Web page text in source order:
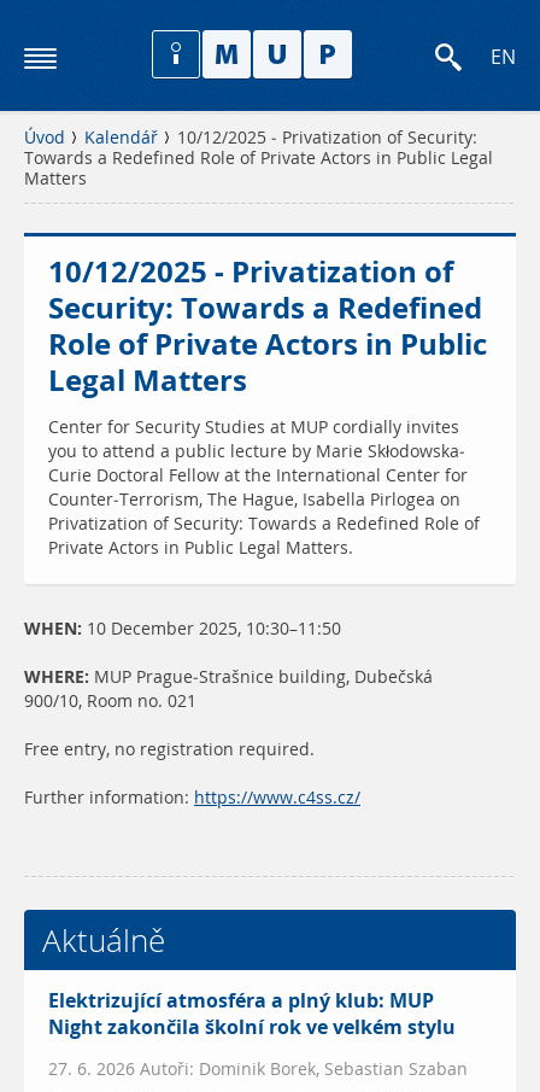
EN
Úvod Kalendář
10/12/2025 - Privatization of Security:
Towards a Redefined Role of Private Actors in Public Legal
Matters
10/12/2025 - Privatization of
Security: Towards a Redefined
Role of Private Actors in Public
Legal Matters
Center for Security Studies at MUP cordially invites
you to attend a public lecture by Marie Skłodowska-
Curie Doctoral Fellow at the International Center for
Counter-Terrorism, The Hague, Isabella Pirlogea on
Privatization of Security: Towards a Redefined Role of
Private Actors in Public Legal Matters.
WHEN: 10 December 2025, 10:30–11:50
WHERE: MUP Prague-Strašnice building, Dubečská
900/10, Room no. 021
Free entry, no registration required.
Further information: https://www.c4ss.cz/
Aktuálně
Elektrizující atmosféra a plný klub: MUP
Night zakončila školní rok ve velkém stylu
27. 6. 2026 Autoři: Dominik Borek, Sebastian Szaban